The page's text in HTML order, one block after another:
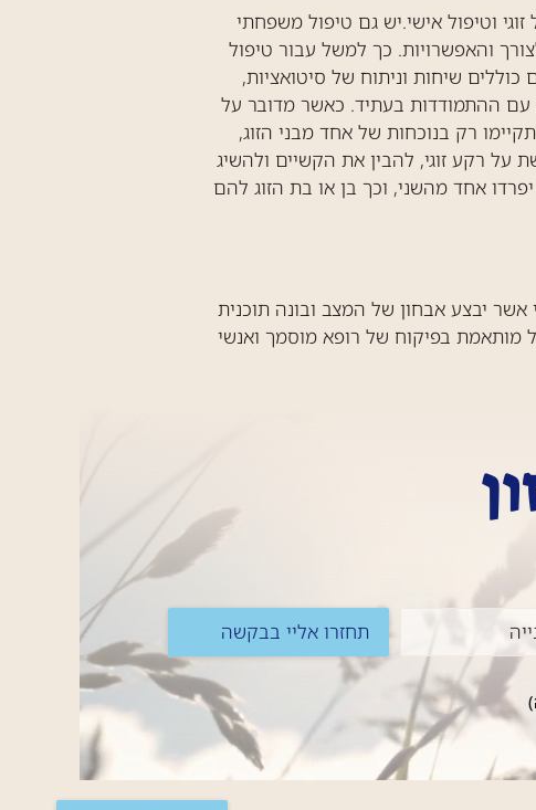
וטיפול אישי.יש גם טיפול משפחתי
והאפשרויות. כך למשל עבור טיפול
שיחות וניתוח של סיטואציות,
עם ההתמודדות בעתיד. כאשר מדובר על
רק בנוכחות של אחד מבני הזוג,
רקע זוגי, להבין את הקשיים ולהשיג
אחד מהשני, וכך בן או בת הזוג להם
יבצע אבחון של המצב ובונה תוכנית
מותאמת בפיקוח של רופא מוסמך ואנשי